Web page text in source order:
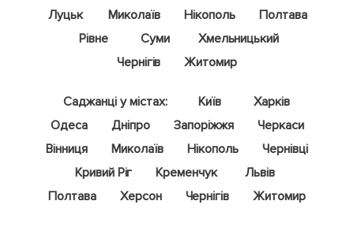
Луцьк
Миколаїв Нікополь
Полтава
Рівне
Суми
Хмельницький
Чернігів
Житомир
Саджанці у містах: Київ
Харків
Одеса
Дніпро Запоріжжя
Черкаси
Вінниця
Миколаїв Нікополь
Чернівці
Кривий Ріг
Кременчук
Львів
Полтава
Херсон Чернігів Житомир